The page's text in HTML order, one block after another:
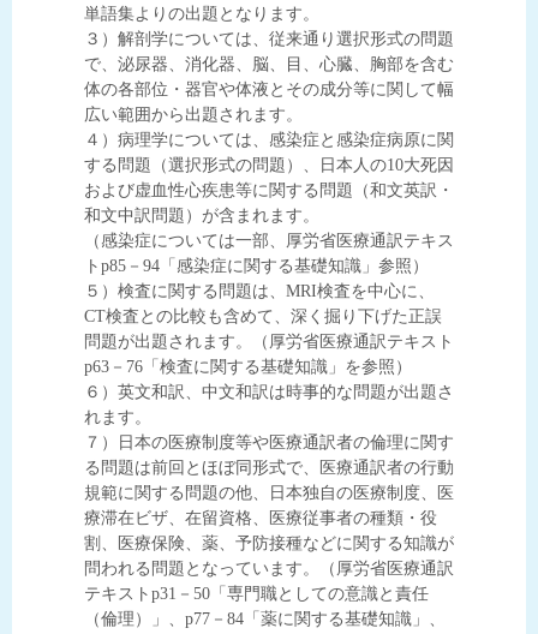
単語集よりの出題となります。
３）解剖学については、従来通り選択形式の問題
で、泌尿器、消化器、脳、目、心臓、胸部を含む
体の各部位・器官や体液とその成分等に関して幅
広い範囲から出題されます。
４）病理学については、感染症と感染症病原に関
する問題（選択形式の問題）、日本人の10大死因
および虚血性心疾患等に関する問題（和文英訳・
和文中訳問題）が含まれます。
（感染症については一部、厚労省医療通訳テキス
トp85－94「感染症に関する基礎知識」参照）
５）検査に関する問題は、MRI検査を中心に、
CT検査との比較も含めて、深く掘り下げた正誤
問題が出題されます。（厚労省医療通訳テキスト
p63－76「検査に関する基礎知識」を参照）
６）英文和訳、中文和訳は時事的な問題が出題さ
れます。
７）日本の医療制度等や医療通訳者の倫理に関す
る問題は前回とほぼ同形式で、医療通訳者の行動
規範に関する問題の他、日本独自の医療制度、医
療滞在ビザ、在留資格、医療従事者の種類・役
割、医療保険、薬、予防接種などに関する知識が
問われる問題となっています。（厚労省医療通訳
テキストp31－50「専門職としての意識と責任
（倫理）」、p77－84「薬に関する基礎知識」、